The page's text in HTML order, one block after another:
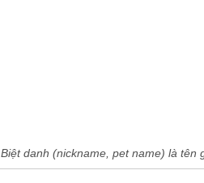
Biệt danh (nickname, pet name) là tên